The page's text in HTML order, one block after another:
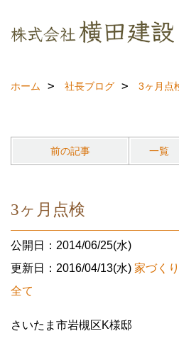
ホーム 社長ブログ 3ヶ月点
前の記事 一覧
3ヶ月点検
公開日：2014/06/25(水)
更新日：2016/04/13(水) 家づく
全て
さいたま市岩槻区K様邸